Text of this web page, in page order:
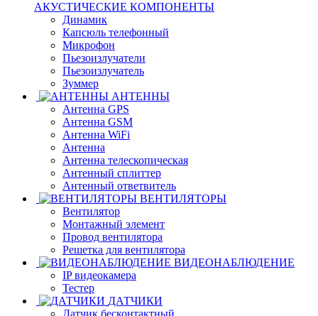
АКУСТИЧЕСКИЕ КОМПОНЕНТЫ
Динамик
Капсюль телефонный
Микрофон
Пьезоизлучатели
Пьезоизлучатель
Зуммер
АНТЕННЫ
Антенна GPS
Антенна GSM
Антенна WiFi
Антенна
Антенна телескопическая
Антенный сплиттер
Антенный ответвитель
ВЕНТИЛЯТОРЫ
Вентилятор
Монтажный элемент
Провод вентилятора
Решетка для вентилятора
ВИДЕОНАБЛЮДЕНИЕ
IP видеокамера
Тестер
ДАТЧИКИ
Датчик бесконтактный